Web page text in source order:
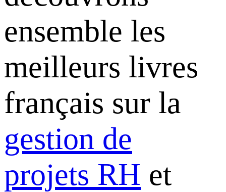
ensemble les
meilleurs livres
français sur la
gestion de
projets RH et